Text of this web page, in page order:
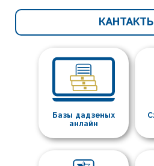
Базы дадзеных
анлайн